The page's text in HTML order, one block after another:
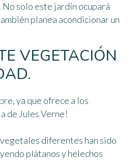
solo este jardín ocupará
planea acondicionar un
VEGETACIÓN
ya que ofrece a los
de Jules Verne!
diferentes han sido
plátanos y helechos